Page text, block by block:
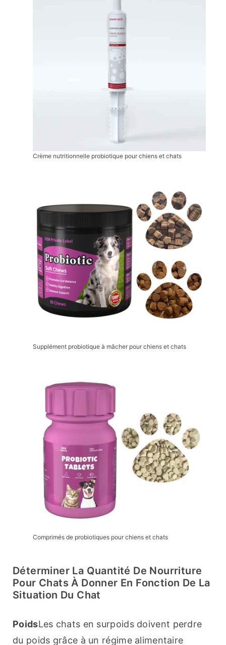
Crème nutritionnelle probiotique pour chiens et chats
Supplément probiotique à mâcher pour chiens et chats
Comprimés de probiotiques pour chiens et chats
Déterminer La Quantité De Nourriture
Pour Chats À Donner En Fonction De La
Situation Du Chat
PoidsLes chats en surpoids doivent perdre
du poids grâce à un régime alimentaire